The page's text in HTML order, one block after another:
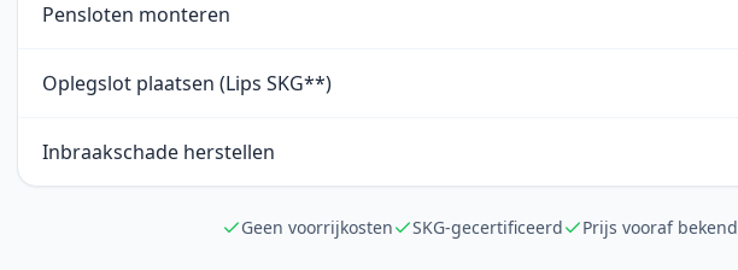
Pensloten monteren
Oplegslot plaatsen (Lips SKG**)
Inbraakschade herstellen
Geen voorrijkosten SKG-gecertificeerd Prijs vooraf bekend